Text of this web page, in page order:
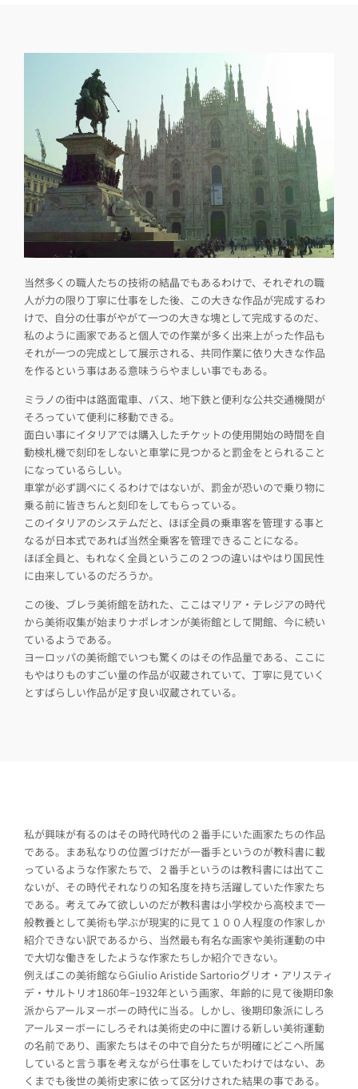
当然多くの職人たちの技術の結晶でもあるわけで、それぞれの職
人が力の限り丁寧に仕事をした後、この大きな作品が完成するわ
けで、自分の仕事がやがて一つの大きな塊として完成するのだ、
私のように画家であると個人での作業が多く出来上がった作品も
それが一つの完成として展示される、共同作業に依り大きな作品
を作るという事はある意味うらやましい事でもある。
ミラノの街中は路面電車、バス、地下鉄と便利な公共交通機関が
そろっていて便利に移動できる。
面白い事にイタリアでは購入したチケットの使用開始の時間を自
動検札機で刻印をしないと車掌に見つかると罰金をとられること
になっているらしい。
車掌が必ず調べにくるわけではないが、罰金が恐いので乗り物に
乗る前に皆きちんと刻印をしてもらっている。
このイタリアのシステムだと、ほぼ全員の乗車客を管理する事と
なるが日本式であれば当然全乗客を管理できることになる。
ほぼ全員と、もれなく全員というこの２つの違いはやはり国民性
に由来しているのだろうか。
この後、ブレラ美術館を訪れた、ここはマリア・テレジアの時代
から美術収集が始まりナポレオンが美術館として開館、今に続い
ているようである。
ヨーロッパの美術館でいつも驚くのはその作品量である、ここに
もやはりものすごい量の作品が収蔵されていて、丁寧に見ていく
とすばらしい作品が足す良い収蔵されている。
私が興味が有るのはその時代時代の２番手にいた画家たちの作品
である。まあ私なりの位置づけだが一番手というのが教科書に載
っているような作家たちで、２番手というのは教科書には出てこ
ないが、その時代それなりの知名度を持ち活躍していた作家たち
である。考えてみて欲しいのだが教科書は小学校から高校まで一
般教養として美術も学ぶが現実的に見て１００人程度の作家しか
紹介できない訳であるから、当然最も有名な画家や美術運動の中
で大切な働きをしたような作家たちしか紹介できない。
例えばこの美術館ならGiulio Aristide Sartorioグリオ・アリスティ
デ・サルトリオ1860年−1932年という画家、年齢的に見て後期印象
派からアールヌーボーの時代に当る。しかし、後期印象派にしろ
アールヌーボーにしろそれは美術史の中に置ける新しい美術運動
の名前であり、画家たちはその中で自分たちが明確にどこへ所属
していると言う事を考えながら仕事をしていたわけではない、あ
くまでも後世の美術史家に依って区分けされた結果の事である。